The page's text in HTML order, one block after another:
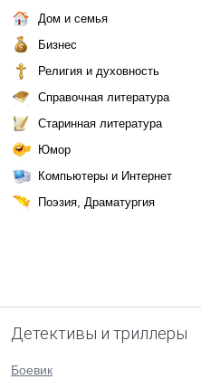
Дом и семья
Бизнес
Религия и духовность
Справочная литература
Старинная литература
Юмор
Компьютеры и Интернет
Поэзия, Драматургия
Детективы и триллеры
Боевик